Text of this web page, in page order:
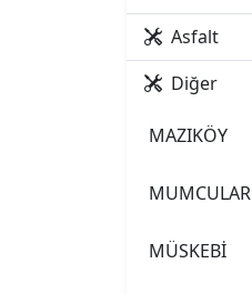
Asfalt
Diğer
MAZIKÖY
MUMCULAR
MÜSKEBİ